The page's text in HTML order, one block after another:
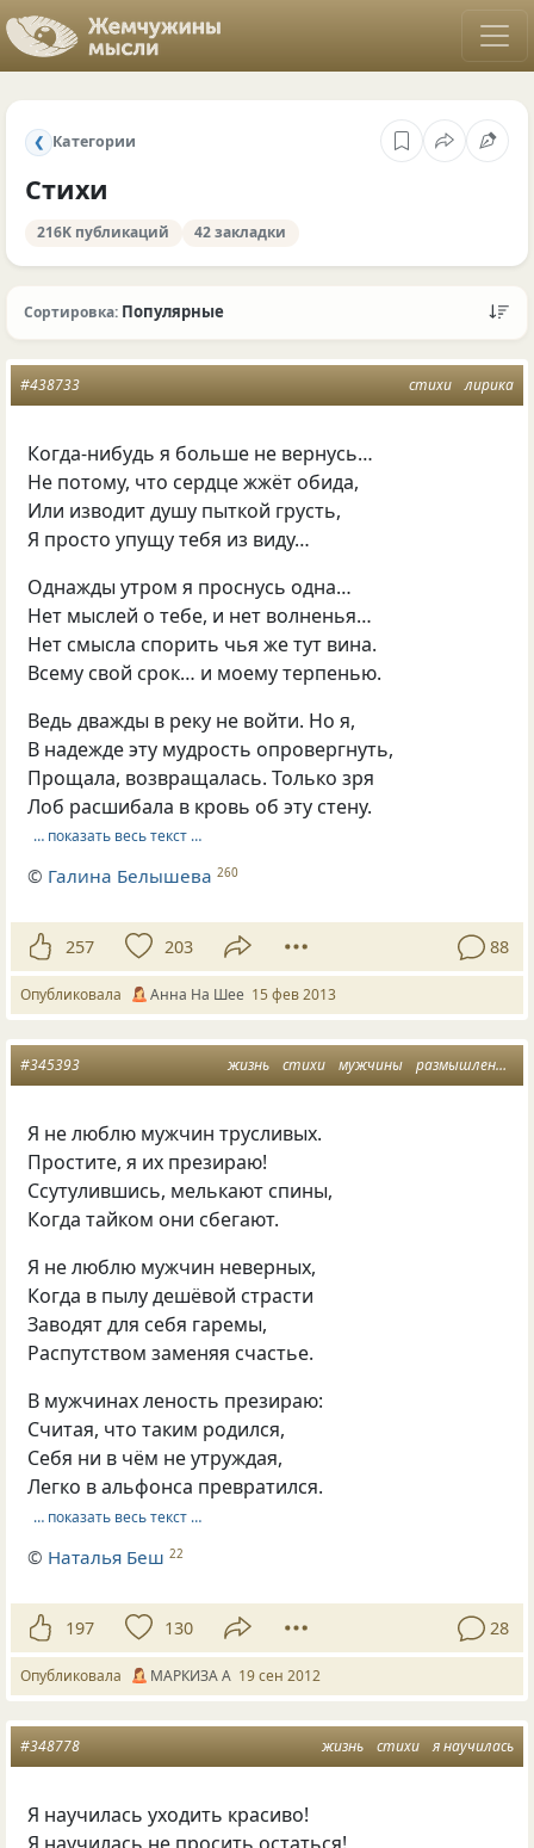
❮ Категории
Стихи
216K публикаций 42 закладки
Сортировка: Популярные
стихи лирика
#438733
Когда-нибудь я больше не вернусь…
Не потому, что сердце жжёт обида,
Или изводит душу пыткой грусть,
Я просто упущу тебя из виду…
Однажды утром я проснусь одна…
Нет мыслей о тебе, и нет волненья…
Нет смысла спорить чья же тут вина.
Всему свой срок… и моему терпенью.
Ведь дважды в реку не войти. Но я,
В надежде эту мудрость опровергнуть,
Прощала, возвращалась. Только зря
Лоб расшибала в кровь об эту стену.
… показать весь текст …
© Галина Белышева 260
257 203 88
Опубликовала Анна На Шее 15 фев 2013
жизнь стихи мужчины размышления
#345393
Я не люблю мужчин трусливых.
Простите, я их презираю!
Ссутулившись, мелькают спины,
Когда тайком они сбегают.
Я не люблю мужчин неверных,
Когда в пылу дешёвой страсти
Заводят для себя гаремы,
Распутством заменяя счастье.
В мужчинах леность презираю:
Считая, что таким родился,
Себя ни в чём не утруждая,
Легко в альфонса превратился.
… показать весь текст …
© Наталья Беш 22
197 130 28
Опубликовала МАРКИЗА А 19 сен 2012
жизнь стихи я научилась
#348778
Я научилась уходить красиво!